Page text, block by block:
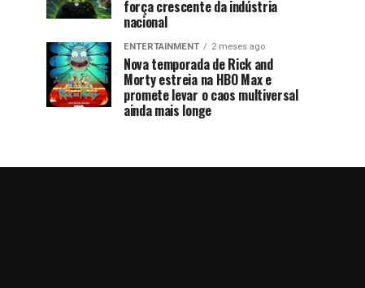
força crescente da indústria
nacional
ENTERTAINMENT 2 meses ago
Nova temporada de Rick and
Morty estreia na HBO Max e
promete levar o caos multiversal
ainda mais longe